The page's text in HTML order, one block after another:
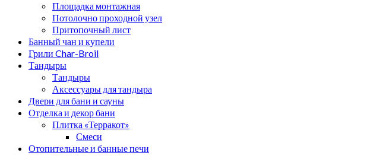
Площадка монтажная
Потолочно проходной узел
Притопочный лист
Банный чан и купели
Грили Char-Broil
Тандыры
Тандыры
Аксессуары для тандыра
Двери для бани и сауны
Отделка и декор бани
Плитка «Терракот»
Смеси
Отопительные и банные печи